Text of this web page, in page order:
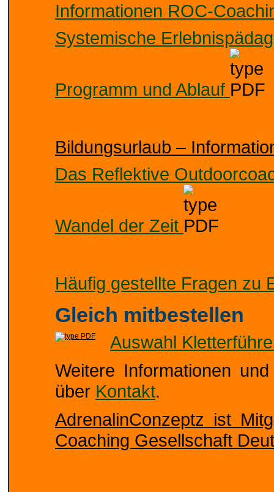
Informationen ROC-
Systemische
Programm und Ablauf
Bildungsurlaub –
Das Reflektive
Wandel der Zeit
Häufig gestellte Fragen zu
Gleich mitbestellen
Auswahl
Weitere Informationen
über Kontakt.
AdrenalinConzeptz ist
Coaching Gesellschaft